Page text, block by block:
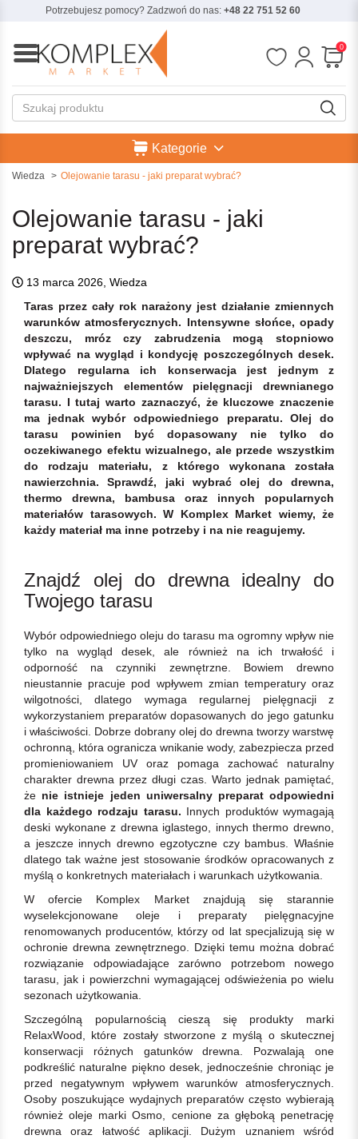
Potrzebujesz pomocy? Zadzwoń do nas: +48 22 751 52 60
0
Kategorie
Wiedza Olejowanie tarasu - jaki preparat wybrać?
Olejowanie tarasu - jaki
preparat wybrać?
13 marca 2026, Wiedza
Taras przez cały rok narażony jest działanie zmiennych
warunków atmosferycznych. Intensywne słońce, opady
deszczu, mróz czy zabrudzenia mogą stopniowo
wpływać na wygląd i kondycję poszczególnych desek.
Dlatego regularna ich konserwacja jest jednym z
najważniejszych elementów pielęgnacji drewnianego
tarasu. I tutaj warto zaznaczyć, że kluczowe znaczenie
ma jednak wybór odpowiedniego preparatu. Olej do
tarasu powinien być dopasowany nie tylko do
oczekiwanego efektu wizualnego, ale przede wszystkim
do rodzaju materiału, z którego wykonana została
nawierzchnia. Sprawdź, jaki wybrać olej do drewna,
thermo drewna, bambusa oraz innych popularnych
materiałów tarasowych. W Komplex Market wiemy, że
każdy materiał ma inne potrzeby i na nie reagujemy.
Znajdź olej do drewna idealny do
Twojego tarasu
Wybór odpowiedniego oleju do tarasu ma ogromny wpływ nie
tylko na wygląd desek, ale również na ich trwałość i
odporność na czynniki zewnętrzne. Bowiem drewno
nieustannie pracuje pod wpływem zmian temperatury oraz
wilgotności, dlatego wymaga regularnej pielęgnacji z
wykorzystaniem preparatów dopasowanych do jego gatunku
i właściwości. Dobrze dobrany olej do drewna tworzy warstwę
ochronną, która ogranicza wnikanie wody, zabezpiecza przed
promieniowaniem UV oraz pomaga zachować naturalny
charakter drewna przez długi czas. Warto jednak pamiętać,
że nie istnieje jeden uniwersalny preparat odpowiedni
dla każdego rodzaju tarasu. Innych produktów wymagają
deski wykonane z drewna iglastego, innych thermo drewno,
a jeszcze innych drewno egzotyczne czy bambus. Właśnie
dlatego tak ważne jest stosowanie środków opracowanych z
myślą o konkretnych materiałach i warunkach użytkowania.
W ofercie Komplex Market znajdują się starannie
wyselekcjonowane oleje i preparaty pielęgnacyjne
renomowanych producentów, którzy od lat specjalizują się w
ochronie drewna zewnętrznego. Dzięki temu można dobrać
rozwiązanie odpowiadające zarówno potrzebom nowego
tarasu, jak i powierzchni wymagającej odświeżenia po wielu
sezonach użytkowania.
Szczególną popularnością cieszą się produkty marki
RelaxWood, które zostały stworzone z myślą o skutecznej
konserwacji różnych gatunków drewna. Pozwalają one
podkreślić naturalne piękno desek, jednocześnie chroniąc je
przed negatywnym wpływem warunków atmosferycznych.
Osoby poszukujące wydajnych preparatów często wybierają
również oleje marki Osmo, cenione za głęboką penetrację
drewna oraz łatwość aplikacji. Dużym uznaniem wśród